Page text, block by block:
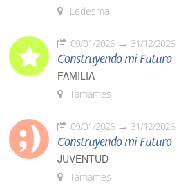
Ledesma
09/01/2026 31/12/2026
Construyendo mi Futuro
FAMILIA
Tamames
09/01/2026 31/12/2026
Construyendo mi Futuro
JUVENTUD
Tamames